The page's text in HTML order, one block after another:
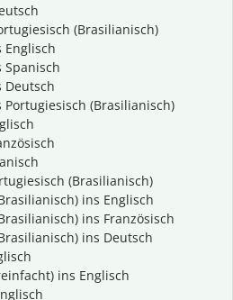
(Brasilianisch)
Englisch
Spanisch
Deutsch
Portugiesisch (Brasilianisch)
(Brasilianisch)
ins Englisch
ins Französisch
ins Deutsch
ins Englisch